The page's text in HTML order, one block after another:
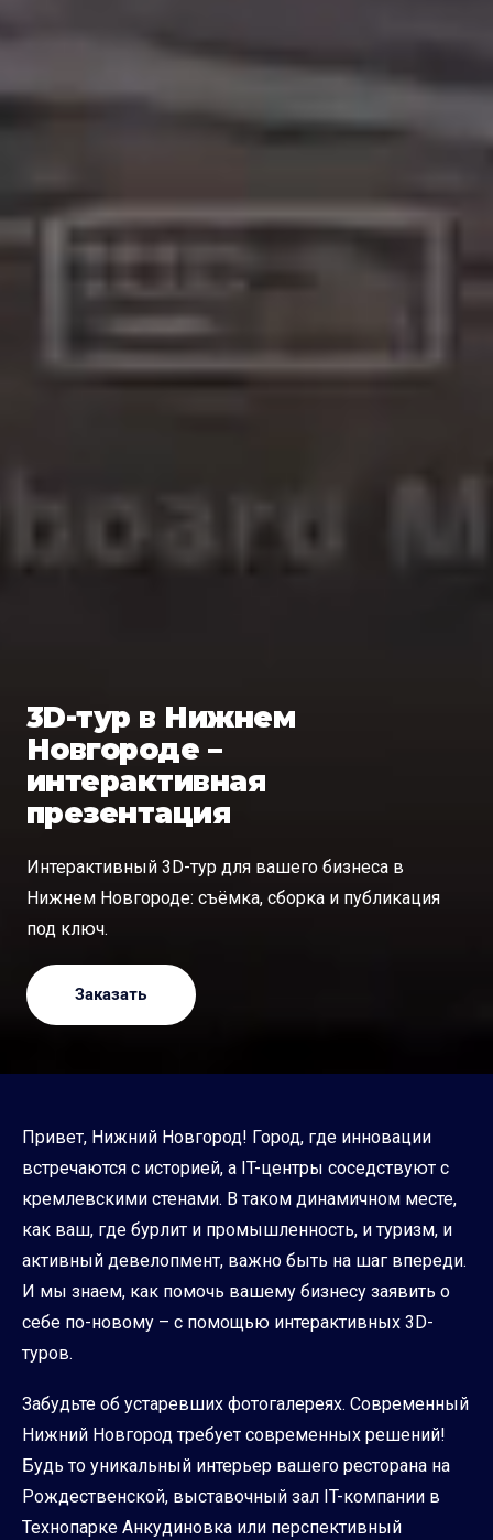
3D-тур в Нижнем
Новгороде –
интерактивная
презентация
Интерактивный 3D-тур для вашего бизнеса в
Нижнем Новгороде: съёмка, сборка и публикация
под ключ.
Заказать
Привет, Нижний Новгород! Город, где инновации
встречаются с историей, а IT-центры соседствуют с
кремлевскими стенами. В таком динамичном месте,
как ваш, где бурлит и промышленность, и туризм, и
активный девелопмент, важно быть на шаг впереди.
И мы знаем, как помочь вашему бизнесу заявить о
себе по-новому – с помощью интерактивных 3D-
туров.
Забудьте об устаревших фотогалереях. Современный
Нижний Новгород требует современных решений!
Будь то уникальный интерьер вашего ресторана на
Рождественской, выставочный зал IT-компании в
Технопарке Анкудиновка или перспективный